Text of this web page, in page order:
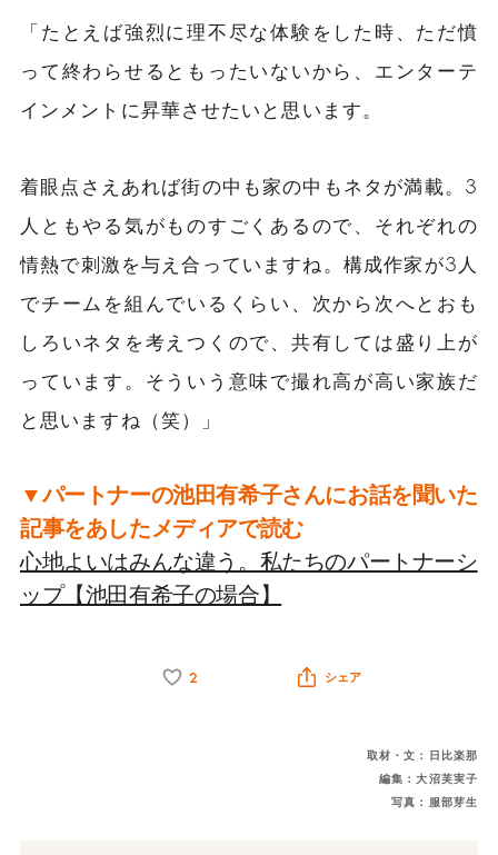
「たとえば強烈に理不尽な体験をした時、ただ憤
って終わらせるともったいないから、エンターテ
インメントに昇華させたいと思います。
着眼点さえあれば街の中も家の中もネタが満載。3
人ともやる気がものすごくあるので、それぞれの
情熱で刺激を与え合っていますね。構成作家が3人
でチームを組んでいるくらい、次から次へとおも
しろいネタを考えつくので、共有しては盛り上が
っています。そういう意味で撮れ高が高い家族だ
と思いますね（笑）」
▼パートナーの池田有希子さんにお話を聞いた
記事をあしたメディアで読む
心地よいはみんな違う。私たちのパートナーシ
ップ【池田有希子の場合】
2 シェア
取材・文：日比楽那
編集：大沼芙実子
写真：服部芽生